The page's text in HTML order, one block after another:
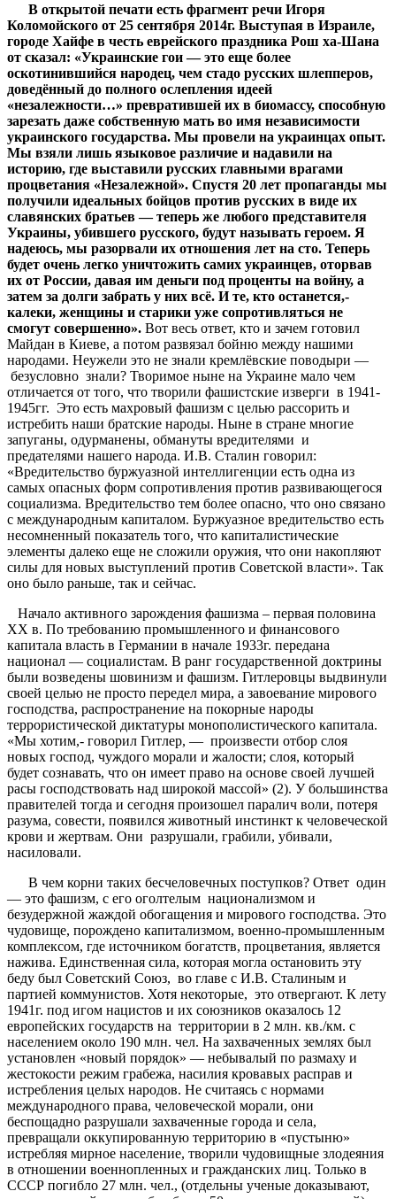
В открытой печати есть фрагмент речи Игоря
Коломойского от 25 сентября 2014г. Выступая в Израиле,
городе Хайфе в честь еврейского праздника Рош ха-Шана
от сказал: «Украинские гои — это еще более
оскотинившийся народец, чем стадо русских шлепперов,
доведённый до полного ослепления идеей
«незалежности…» превратившей их в биомассу, способную
зарезать даже собственную мать во имя независимости
украинского государства. Мы провели на украинцах опыт.
Мы взяли лишь языковое различие и надавили на
историю, где выставили русских главными врагами
процветания «Незалежной». Спустя 20 лет пропаганды мы
получили идеальных бойцов против русских в виде их
славянских братьев — теперь же любого представителя
Украины, убившего русского, будут называть героем. Я
надеюсь, мы разорвали их отношения лет на сто. Теперь
будет очень легко уничтожить самих украинцев, оторвав
их от России, давая им деньги под проценты на войну, а
затем за долги забрать у них всё. И те, кто останется,-
калеки, женщины и старики уже сопротивляться не
смогут совершенно». Вот весь ответ, кто и зачем готовил
Майдан в Киеве, а потом развязал бойню между нашими
народами. Неужели это не знали кремлёвские поводыри —
безусловно знали? Творимое ныне на Украине мало чем
отличается от того, что творили фашистские изверги в 1941-
1945гг. Это есть махровый фашизм с целью рассорить и
истребить наши братские народы. Ныне в стране многие
запуганы, одурманены, обмануты вредителями и
предателями нашего народа. И.В. Сталин говорил:
«Вредительство буржуазной интеллигенции есть одна из
самых опасных форм сопротивления против развивающегося
социализма. Вредительство тем более опасно, что оно связано
с международным капиталом. Буржуазное вредительство есть
несомненный показатель того, что капиталистические
элементы далеко еще не сложили оружия, что они накопляют
силы для новых выступлений против Советской власти». Так
оно было раньше, так и сейчас.
Начало активного зарождения фашизма – первая половина
ХХ в. По требованию промышленного и финансового
капитала власть в Германии в начале 1933г. передана
национал — социалистам. В ранг государственной доктрины
были возведены шовинизм и фашизм. Гитлеровцы выдвинули
своей целью не просто передел мира, а завоевание мирового
господства, распространение на покорные народы
террористической диктатуры монополистического капитала.
«Мы хотим,- говорил Гитлер, — произвести отбор слоя
новых господ, чуждого морали и жалости; слоя, который
будет сознавать, что он имеет право на основе своей лучшей
расы господствовать над широкой массой» (2). У большинства
правителей тогда и сегодня произошел паралич воли, потеря
разума, совести, появился животный инстинкт к человеческой
крови и жертвам. Они разрушали, грабили, убивали,
насиловали.
В чем корни таких бесчеловечных поступков? Ответ один
— это фашизм, с его оголтелым национализмом и
безудержной жаждой обогащения и мирового господства. Это
чудовище, порождено капитализмом, военно-промышленным
комплексом, где источником богатств, процветания, является
нажива. Единственная сила, которая могла остановить эту
беду был Советский Союз, во главе с И.В. Сталиным и
партией коммунистов. Хотя некоторые, это отвергают. К лету
1941г. под игом нацистов и их союзников оказалось 12
европейских государств на территории в 2 млн. кв./км. с
населением около 190 млн. чел. На захваченных землях был
установлен «новый порядок» — небывалый по размаху и
жестокости режим грабежа, насилия кровавых расправ и
истребления целых народов. Не считаясь с нормами
международного права, человеческой морали, они
беспощадно разрушали захваченные города и села,
превращали оккупированную территорию в «пустыню»
истребляя мирное население, творили чудовищные злодеяния
в отношении военнопленных и гражданских лиц. Только в
СССР погибло 27 млн. чел., (отдельны ученые доказывают,